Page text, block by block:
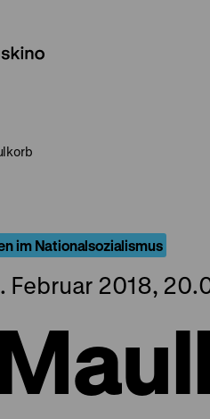
im Nationalsozialismus
Februar 2018,